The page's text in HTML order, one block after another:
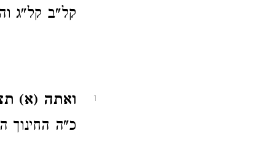
קל"ב קל"ג
1 ואתה (א)
כ"ה